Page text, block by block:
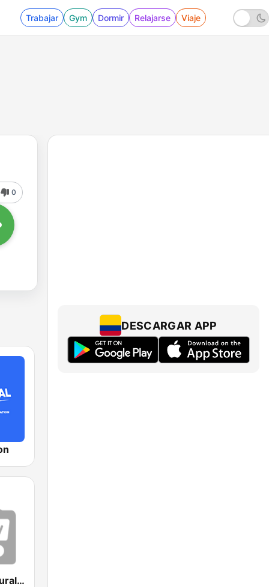
Trabajar Gym Dormir Relajarse Viaje
0
Emisora Cultural RAC
DESCARGAR APP